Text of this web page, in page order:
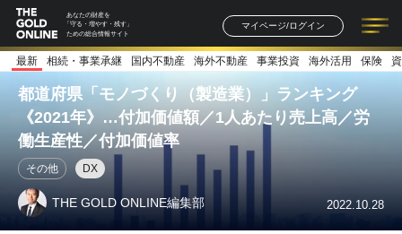
あなたの財産を
「守る・増やす・残す」
ための総合情報サイト
マイページ/ログイン
記事一覧 連載一覧
著者一覧 書籍一覧
最新 相続・事業承継 国内不動産 海外不動産 事業投資 海外活用 保険
都道府県「モノづくり（製造業）」ランキング
《2021年》…付加価値額／1人あたり売上高／労
働生産性／付加価値率
その他 DX
THE GOLD ONLINE編集部 2022.10.28